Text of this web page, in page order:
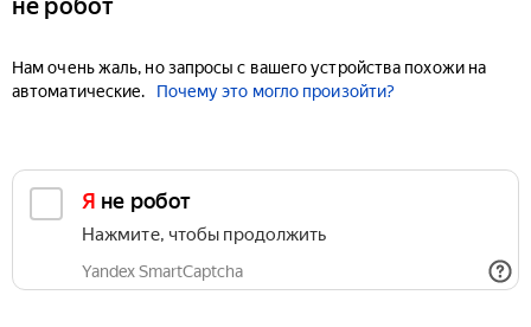
не робот
Нам очень жаль, но запросы с вашего устройства похожи на
автоматические.
Почему это могло произойти?
Я не робот
Нажмите, чтобы продолжить
Yandex SmartCaptcha